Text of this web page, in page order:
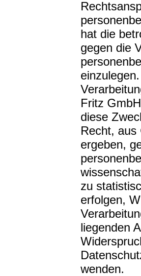
hat die
gegen die
Fritz
diese
Recht, aus
ergeben,
zu
erfolgen,
liegenden
wenden.